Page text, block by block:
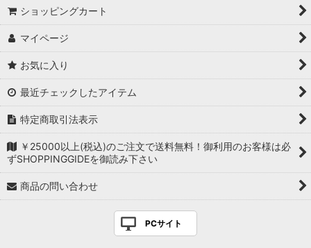
ショッピングカート
マイページ
お気に入り
最近チェックしたアイテム
特定商取引法表示
￥25000以上(税込)のご注文で送料無料！御利用のお客様は必
ずSHOPPINGGIDEを御読み下さい
商品の問い合わせ
PCサイト